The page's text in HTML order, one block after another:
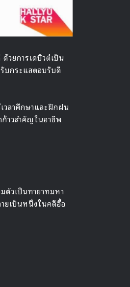
วยการเดบิวต์เป็น
บกระแสตอบรับดี
วลาศึกษาและฝึกฝน
าวสำคัญในอาชีพ
ตัวเป็นทายาทมหา
ยเป็นหนึ่งในคดีอื้อ